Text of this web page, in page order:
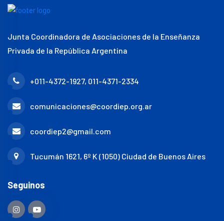
Junta Coordinadora de Asociaciones de la Enseñanza
Privada de la República Argentina
+011-4372-1927, 011-4371-2334
comunicaciones@coordiep.org.ar
coordiep2@gmail.com
Tucumán 1621, 6º K (1050) Ciudad de Buenos Aires
Seguinos